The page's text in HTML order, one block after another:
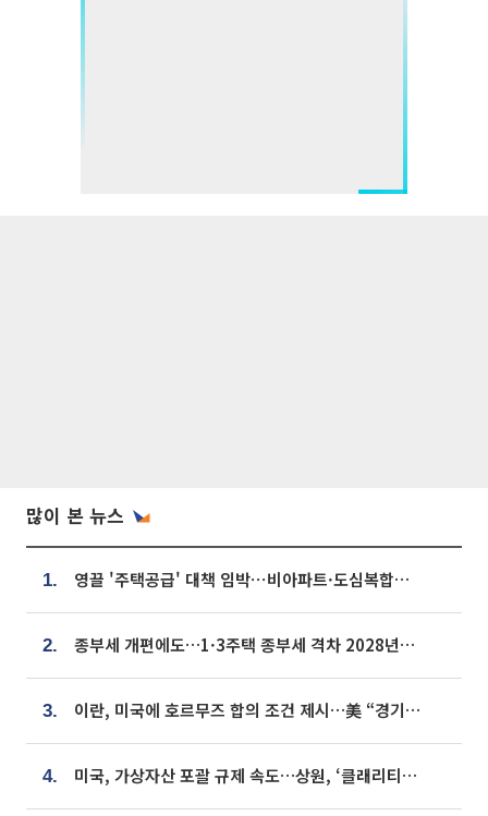
많이 본 뉴스
1. 영끌 '주택공급' 대책 임박⋯비아파트·도심복합까지 총동원
2. 종부세 개편에도…1·3주택 종부세 격차 2028년부터 확대
3. 이란, 미국에 호르무즈 합의 조건 제시…美 “경기 아직 안 끝나” [종합]
4. 미국, 가상자산 포괄 규제 속도…상원, ‘클래리티법’ 9월 절차투표 추진